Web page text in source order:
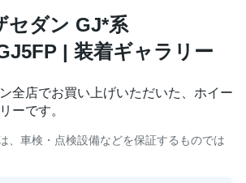
セダン GJ*系
| 装着ギャラリー
全店でお買い上げいただいた、ホイー
ーです。
、車検・点検設備などを保証するものでは